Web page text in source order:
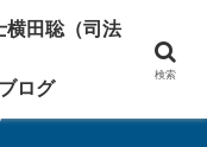
家
（司法書士歴１９
横田聡（司法
ログ
検索